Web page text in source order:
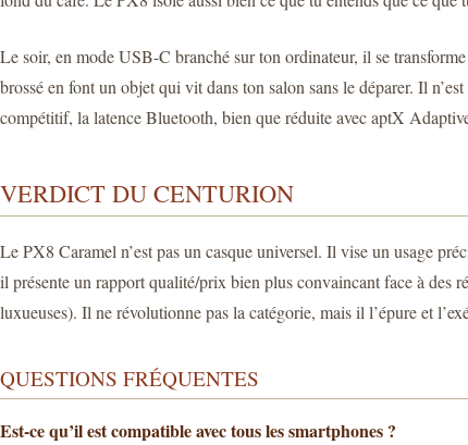
Le soir, en mode USB-C branché sur ton ordinateur, il se
brossé en font un objet qui vit dans ton salon sans le déparer. Il
compétitif, la latence Bluetooth, bien que réduite avec aptX
VERDICT DU CENTURION
Le PX8 Caramel n’est pas un casque universel. Il vise un usage
il présente un rapport qualité/prix bien plus convaincant face à
luxueuses). Il ne révolutionne pas la catégorie, mais il l’épure et
QUESTIONS FRÉQUENTES
Est-ce qu’il est compatible avec tous les smartphones ?